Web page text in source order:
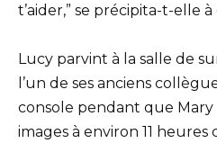
t’aider,” se précipita-t-elle à
Lucy parvint à la salle de
l’un de ses anciens
console pendant que Mary
images à environ 11 heures